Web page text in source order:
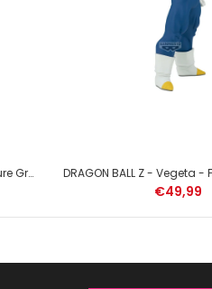
DRAGON BALL SUPER - Gogeta - Figure Grandista 25cm
€49,99